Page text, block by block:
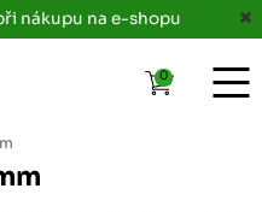
nákupu na e-shopu
0